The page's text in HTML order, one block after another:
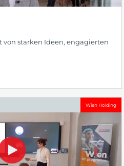
von starken Ideen, engagierten
Wien Holding